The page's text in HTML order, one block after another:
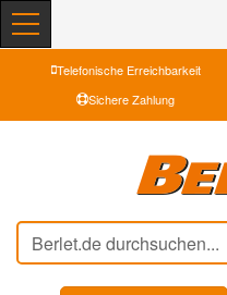
Telefonische Erreichbarkeit
Sichere Zahlung